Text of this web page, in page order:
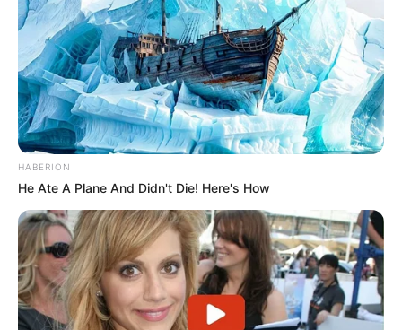
HABERION
He Ate A Plane And Didn't Die! Here's How